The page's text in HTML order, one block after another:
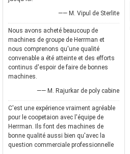
—— M. Vipul de Sterlite
Nous avons acheté beaucoup de
machines de groupe de Herrman et
nous comprenons qu'une qualité
convenable a été atteinte et des efforts
continus d'espoir de faire de bonnes
machines.
—— M. Rajurkar de poly cabine
C'est une expérience vraiment agréable
pour le coopetaion avec l'équipe de
Herrman. Ils font des machines de
bonne qualité aussi bien qu'avec la
question commerciale professionnelle